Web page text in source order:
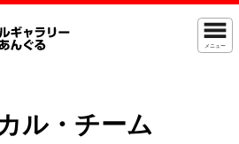
メニュー
ル・チーム